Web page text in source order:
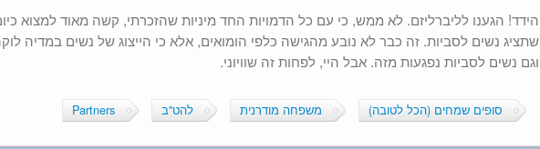
הידד! הגענו לליברליזם. לא ממש, כי עם כל הדמויות החד מיניות שהזכרתי, קשה מאוד למצוא
שתציג נשים לסביות. זה כבר לא נובע מהגישה כלפי הומואים, אלא כי הייצוג של נשים במדיה
וגם נשים לסביות נפגעות מזה. אבל היי, לפחות זה שוויוני.
Partners להט"ב משפחה מודרנית סופים שמחים (הכל לטובה)